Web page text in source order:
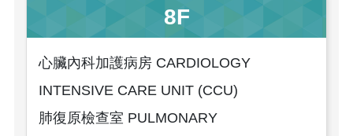
8F
心臟內科加護病房 CARDIOLOGY
INTENSIVE CARE UNIT (CCU)
肺復原檢查室 PULMONARY